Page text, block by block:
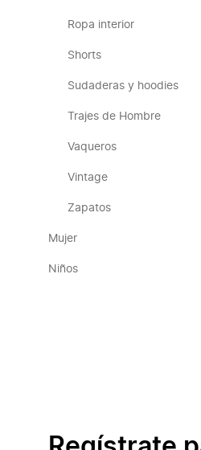
Ropa interior
Shorts
Sudaderas y hoodies
Trajes de Hombre
Vaqueros
Vintage
Zapatos
Mujer
Niños